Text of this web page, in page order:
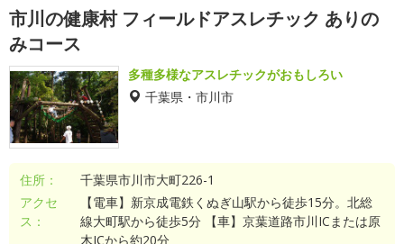
市川の健康村 フィールドアスレチック ありの
みコース
多種多様なアスレチックがおもしろい
千葉県・市川市
住所：
千葉県市川市大町226-1
アクセ
ス：
【電車】新京成電鉄くぬぎ山駅から徒歩15分。北総
線大町駅から徒歩5分 【車】京葉道路市川ICまたは原
木ICから約20分